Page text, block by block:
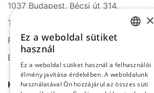
1037 Budapest, Bécsi út 314.
Tel.: +36 1 272 2140
Fax: +36 1 272 2150
E-mail: info@serco.hu
Kövessen minket
×
Ez a weboldal sütiket
használ
Ez a weboldal sütiket használ a felhasználói
élmény javítása érdekében. A weboldalunk
használatával Ön hozzájárul az összes süti